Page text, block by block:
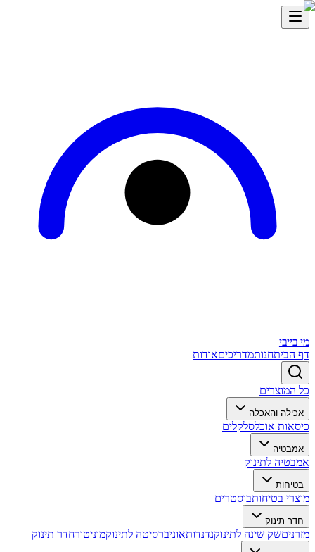
מי בייבי
דף הביתחנותמדריכיםאודות
כל המוצרים
אכילה והאכלה
כיסאות אוכלסלקלים
אמבטיה
אמבטיה לתינוק
בטיחות
מוצרי בטיחותבוסטרים
חדר תינוק
מזרניםשק שינה לתינוקנדנדותאוניברסיטה לתינוקמוניטורחדר תינוק